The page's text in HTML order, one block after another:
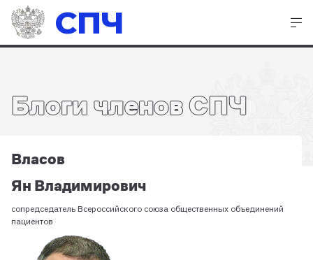
СПЧ
Блоги членов СПЧ
Власов
Ян Владимирович
сопредседатель Всероссийского союза общественных объединений
пациентов